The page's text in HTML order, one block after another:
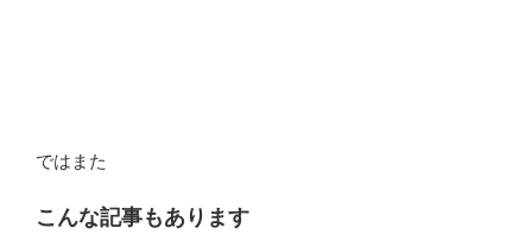
ではまた
こんな記事もあります